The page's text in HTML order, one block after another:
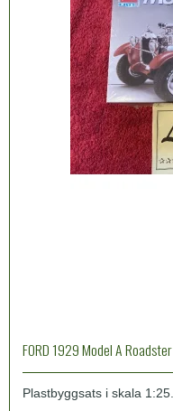
FORD 1929 Model A Roadster
Plastbyggsats i skala 1:25.